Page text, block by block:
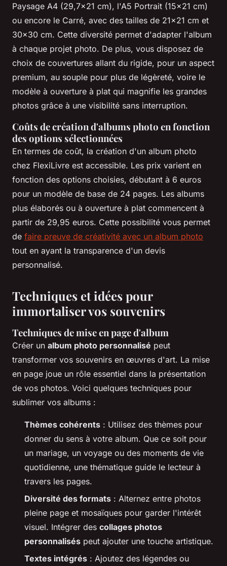
Paysage A4 (29,7x21 cm), l'A5 Portrait (15x21 cm)
ou encore le Carré, avec des tailles de 21x21 cm et
30x30 cm. Cette diversité permet d'adapter l'album
à chaque projet photo. De plus, vous disposez de
choix de couvertures allant du rigide, pour un aspect
premium, au souple pour plus de légèreté, voire le
modèle à ouverture à plat qui magnifie les grandes
photos grâce à une visibilité sans interruption.
Coûts de création d'albums photo en fonction
des options sélectionnées
En termes de coût, la création d'un album photo
chez FlexiLivre est accessible. Les prix varient en
fonction des options choisies, débutant à 6 euros
pour un modèle de base de 24 pages. Les albums
plus élaborés ou à ouverture à plat commencent à
partir de 29,95 euros. Cette possibilité vous permet
de faire preuve de créativité avec un album photo
tout en ayant la transparence d'un devis
personnalisé.
Techniques et idées pour
immortaliser vos souvenirs
Techniques de mise en page d'album
Créer un album photo personnalisé peut
transformer vos souvenirs en œuvres d'art. La mise
en page joue un rôle essentiel dans la présentation
de vos photos. Voici quelques techniques pour
sublimer vos albums :
Thèmes cohérents : Utilisez des thèmes pour
donner du sens à votre album. Que ce soit pour
un mariage, un voyage ou des moments de vie
quotidienne, une thématique guide le lecteur à
travers les pages.
Diversité des formats : Alternez entre photos
pleine page et mosaïques pour garder l'intérêt
visuel. Intégrer des collages photos
personnalisés peut ajouter une touche artistique.
Textes intégrés : Ajoutez des légendes ou